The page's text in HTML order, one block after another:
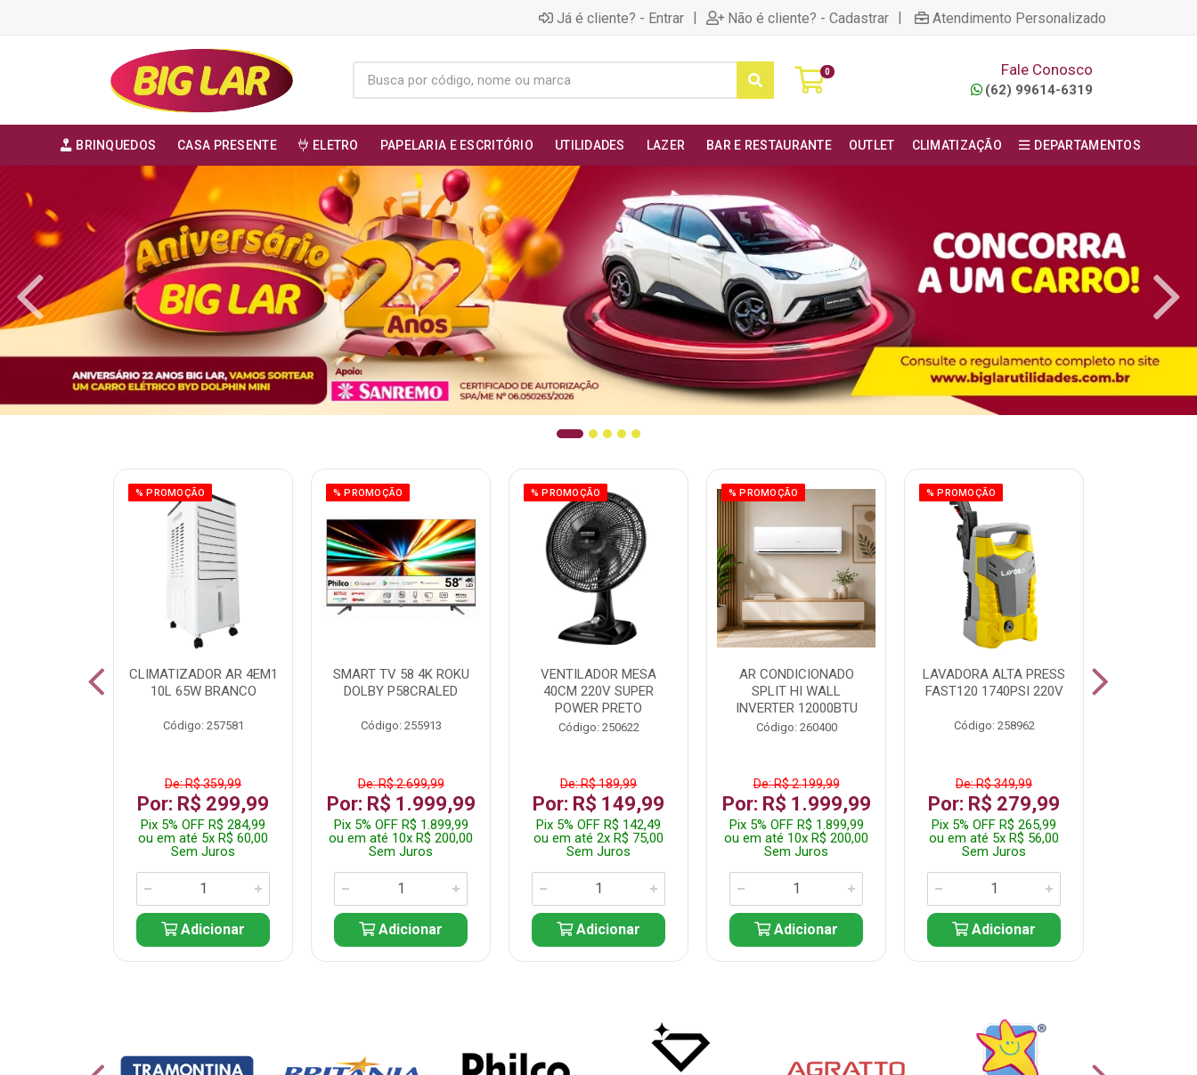
Já é cliente? - Entrar | Não é cliente? - Cadastrar | Atendimento Personalizado
0 Fale Conosco
(62) 99614-6319
BRINQUEDOS CASA PRESENTE ELETRO PAPELARIA E ESCRITÓRIO UTILIDADES LAZER BAR E RESTAURANTE OUTLET CLIMATIZAÇÃO DEPARTAMENTOS
% PROMOÇÃO
CLIMATIZADOR AR 4EM1
10L 65W BRANCO
Código: 257581
De: R$ 359,99
Por: R$ 299,99
Pix 5% OFF R$ 284,99
ou em até 5x R$ 60,00
Sem Juros
Adicionar
% PROMOÇÃO
SMART TV 58 4K ROKU
DOLBY P58CRALED
Código: 255913
De: R$ 2.699,99
Por: R$ 1.999,99
Pix 5% OFF R$ 1.899,99
ou em até 10x R$ 200,00
Sem Juros
Adicionar
% PROMOÇÃO
VENTILADOR MESA
40CM 220V SUPER
POWER PRETO
Código: 250622
De: R$ 189,99
Por: R$ 149,99
Pix 5% OFF R$ 142,49
ou em até 2x R$ 75,00
Sem Juros
Adicionar
% PROMOÇÃO
AR CONDICIONADO
SPLIT HI WALL
INVERTER 12000BTU
Código: 260400
De: R$ 2.199,99
Por: R$ 1.999,99
Pix 5% OFF R$ 1.899,99
ou em até 10x R$ 200,00
Sem Juros
Adicionar
% PROMOÇÃO
LAVADORA ALTA PRESS
FAST120 1740PSI 220V
Código: 258962
De: R$ 349,99
Por: R$ 279,99
Pix 5% OFF R$ 265,99
ou em até 5x R$ 56,00
Sem Juros
Adicionar